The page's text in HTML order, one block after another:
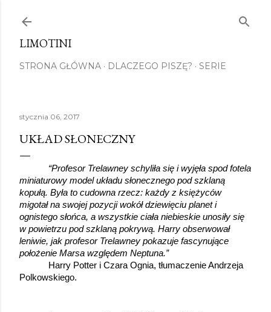
LIMOTINI
STRONA GŁÓWNA DLACZEGO PISZĘ? SERIE
stycznia 06, 2017
UKŁAD SŁONECZNY
“Profesor Trelawney schyliła się i wyjęła spod fotela
miniaturowy model układu słonecznego pod szklaną
kopułą. Była to cudowna rzecz: każdy z księżyców
migotał na swojej pozycji wokół dziewięciu planet i
ognistego słońca, a wszystkie ciała niebieskie unosiły się
w powietrzu pod szklaną pokrywą. Harry obserwował
leniwie, jak profesor Trelawney pokazuje fascynujące
położenie Marsa względem Neptuna.”
Harry Potter i Czara Ognia, tłumaczenie Andrzeja
Polkowskiego.